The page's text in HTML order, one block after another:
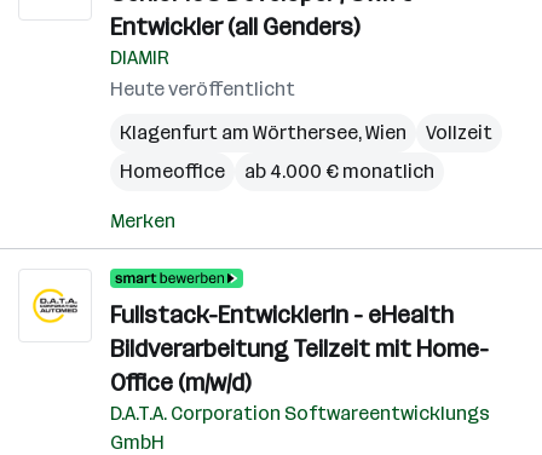
Entwickler (all Genders)
DIAMIR
Heute veröffentlicht
Klagenfurt am Wörthersee,Wien
Vollzeit
Homeoffice
ab 4.000 € monatlich
Merken
Fullstack-EntwicklerIn - eHealth
Bildverarbeitung Teilzeit mit Home-
Office (m/w/d)
D.A.T.A. Corporation Softwareentwicklungs
GmbH